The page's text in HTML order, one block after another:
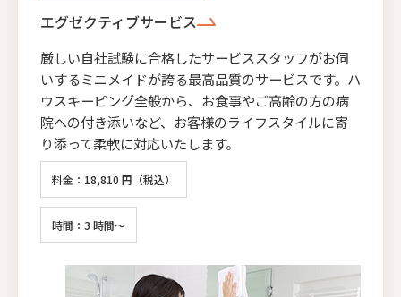
エグゼクティブサービス
厳しい自社試験に合格したサービススタッフがお伺
いするミニメイドが誇る最高品質のサービスです。ハ
ウスキーピング全般から、お食事やご高齢の方の病
院への付き添いなど、お客様のライフスタイルに寄
り添って柔軟に対応いたします。
料金：18,810 円（税込）
時間：3 時間～